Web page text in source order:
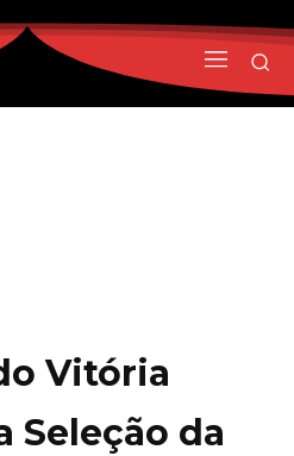
Vitória
Seleção da